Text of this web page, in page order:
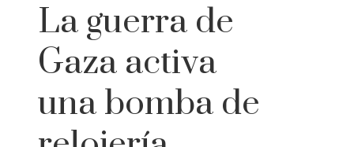
La guerra de
Gaza activa
una bomba de